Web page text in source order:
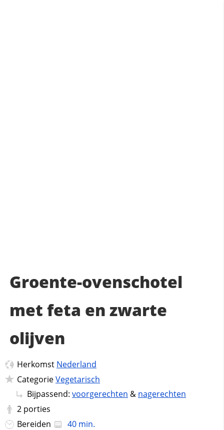
Groente-ovenschotel
met feta en zwarte
olijven
Herkomst Nederland
CategorieVegetarisch
Bijpassend: voorgerechten & nagerechten
2 porties
Bereiden
40 min.